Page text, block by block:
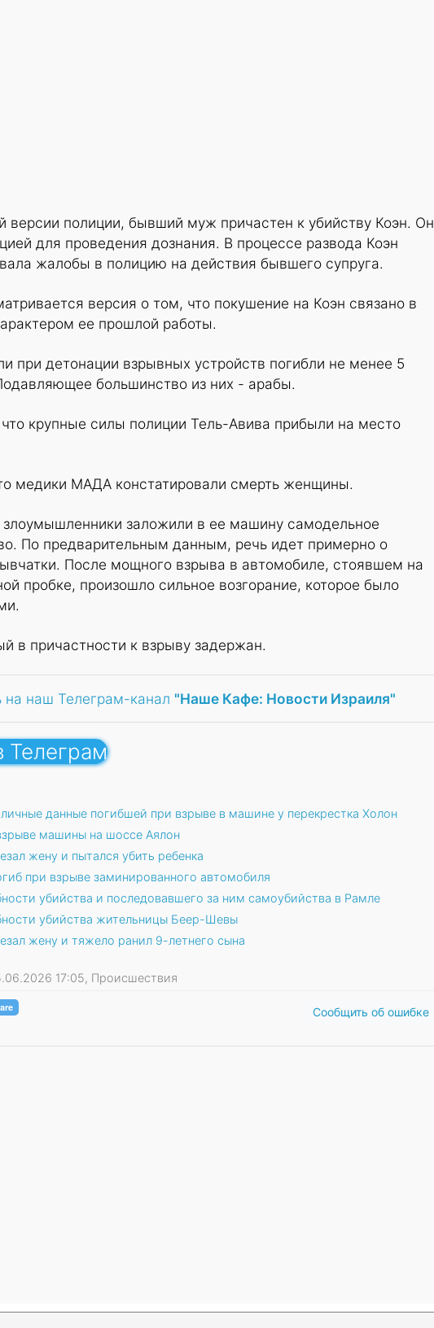
версии полиции, бывший муж причастен к убийству Коэн. Он
для проведения дознания. В процессе развода Коэн
жалобы в полицию на действия бывшего супруга.
версия о том, что покушение на Коэн связано в
ее прошлой работы.
при детонации взрывных устройств погибли не менее 5
большинство из них - арабы.
крупные силы полиции Тель-Авива прибыли на место
медики МАДА констатировали смерть женщины.
злоумышленники заложили в ее машину самодельное
По предварительным данным, речь идет примерно о
После мощного взрыва в автомобиле, стоявшем на
пробке, произошло сильное возгорание, которое было
в причастности к взрыву задержан.
наш Телеграм-канал "Наше Кафе: Новости Израиля"
Телеграм
данные погибшей при взрыве в машине у перекрестка Холон
машины на шоссе Аялон
жену и пытался убить ребенка
при взрыве заминированного автомобиля
убийства и последовавшего за ним самоубийства в Рамле
убийства жительницы Беер-Шевы
жену и тяжело ранил 9-летнего сына
17:05, Происшествия
Сообщить об ошибке